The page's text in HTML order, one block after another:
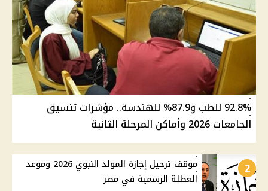
92.8% للطب و87.9% للهندسة.. مؤشرات تنسيق
الجامعات 2026 وأماكن المرحلة الثانية
2
موقف ترحيل إجازة المولد النبوي 2026 وموعد
العطلة الرسمية في مصر